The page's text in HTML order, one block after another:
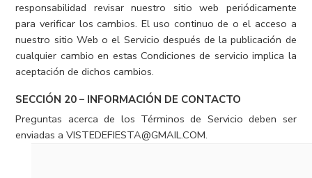
responsabilidad revisar nuestro sitio web periódicamente
para verificar los cambios. El uso continuo de o el acceso a
nuestro sitio Web o el Servicio después de la publicación de
cualquier cambio en estas Condiciones de servicio implica la
aceptación de dichos cambios.
SECCIÓN 20 – INFORMACIÓN DE CONTACTO
Preguntas acerca de los Términos de Servicio deben ser
enviadas a VISTEDEFIESTA@GMAIL.COM.